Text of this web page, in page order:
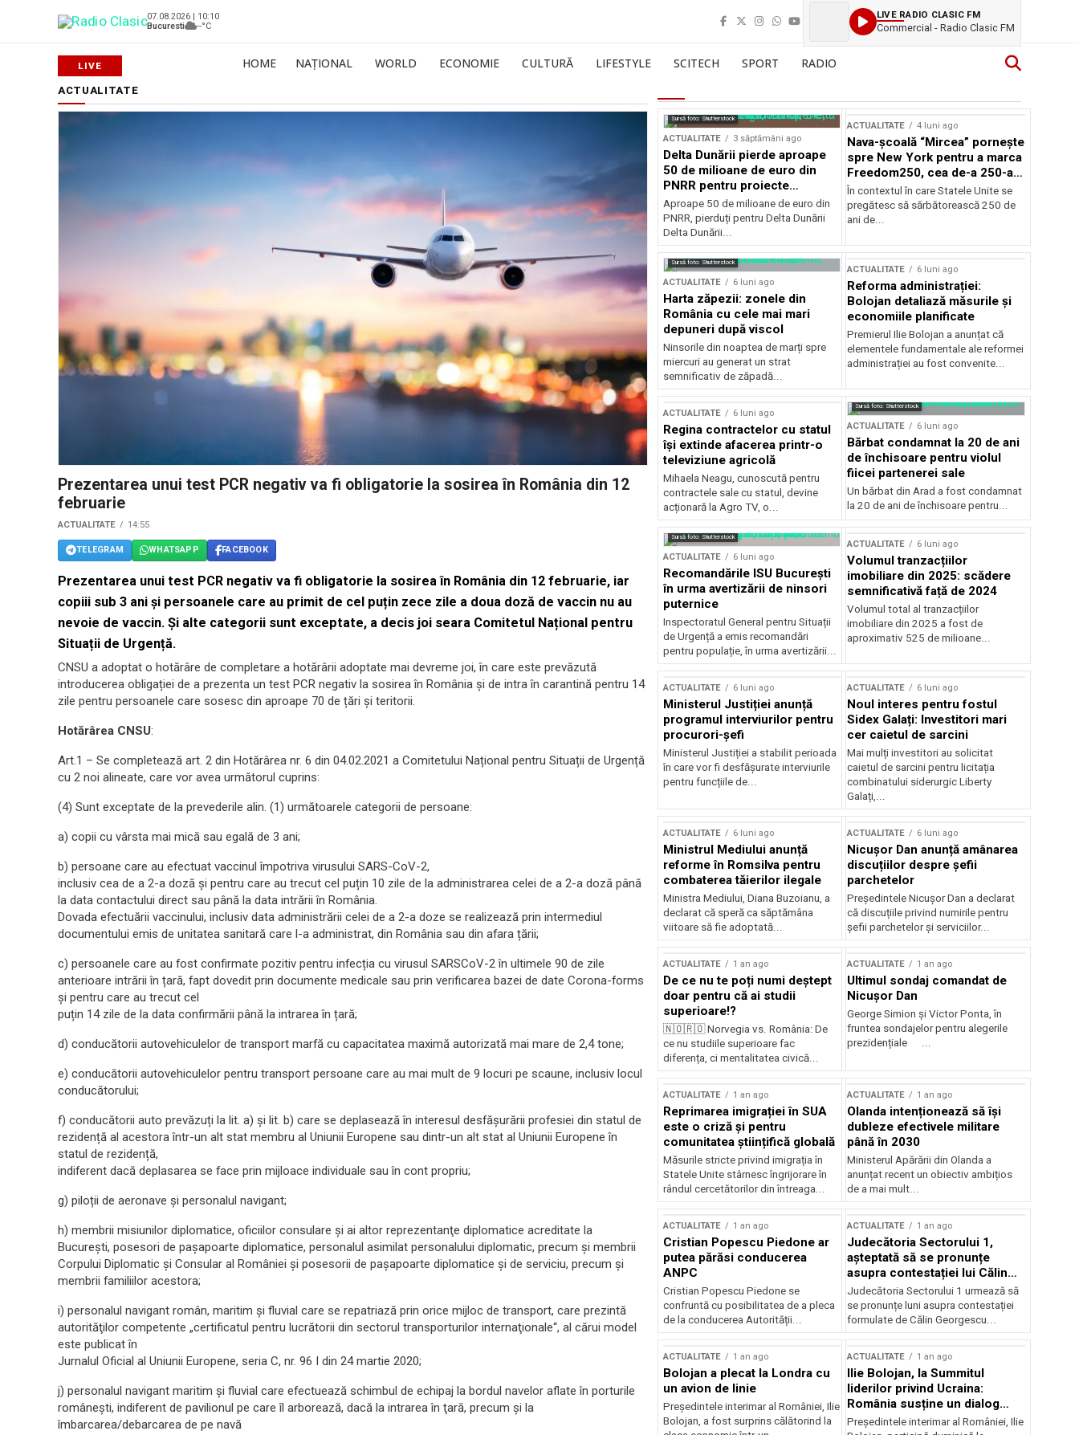
07.08.2026 | 10:10
Bucuresti
--°C
LIVE RADIO CLASIC FM
Commercial - Radio Clasic FM
HOME NAȚIONAL WORLD ECONOMIE CULTURĂ LIFESTYLE SCITECH SPORT RADIO
ACTUALITATE
Prezentarea unui test PCR negativ va fi obligatorie la sosirea în România din 12
februarie
ACTUALITATE 14:55
TELEGRAM WHATSAPP FACEBOOK
Prezentarea unui test PCR negativ va fi obligatorie la sosirea în România din 12 februarie, iar
copiii sub 3 ani și persoanele care au primit de cel puțin zece zile a doua doză de vaccin nu au
nevoie de vaccin. Și alte categorii sunt exceptate, a decis joi seara Comitetul Național pentru
Situații de Urgență.
CNSU a adoptat o hotărâre de completare a hotărârii adoptate mai devreme joi, în care este prevăzută
introducerea obligației de a prezenta un test PCR negativ la sosirea în România și de intra în carantină pentru 14
zile pentru persoanele care sosesc din aproape 70 de țări și teritorii.
Hotărârea CNSU:
Art.1 – Se completează art. 2 din Hotărârea nr. 6 din 04.02.2021 a Comitetului Național pentru Situații de Urgență
cu 2 noi alineate, care vor avea următorul cuprins:
(4) Sunt exceptate de la prevederile alin. (1) următoarele categorii de persoane:
a) copii cu vârsta mai mică sau egală de 3 ani;
b) persoane care au efectuat vaccinul împotriva virusului SARS-CoV-2,
inclusiv cea de a 2-a doză și pentru care au trecut cel puțin 10 zile de la administrarea celei de a 2-a doză până
la data contactului direct sau până la data intrării în România.
Dovada efectuării vaccinului, inclusiv data administrării celei de a 2-a doze se realizează prin intermediul
documentului emis de unitatea sanitară care l-a administrat, din România sau din afara țării;
c) persoanele care au fost confirmate pozitiv pentru infecția cu virusul SARSCoV-2 în ultimele 90 de zile
anterioare intrării în țară, fapt dovedit prin documente medicale sau prin verificarea bazei de date Corona-forms
și pentru care au trecut cel
puțin 14 zile de la data confirmării până la intrarea în țară;
d) conducătorii autovehiculelor de transport marfă cu capacitatea maximă autorizată mai mare de 2,4 tone;
e) conducătorii autovehiculelor pentru transport persoane care au mai mult de 9 locuri pe scaune, inclusiv locul
conducătorului;
f) conducătorii auto prevăzuți la lit. a) şi lit. b) care se deplasează în interesul desfășurării profesiei din statul de
rezidență al acestora într-un alt stat membru al Uniunii Europene sau dintr-un alt stat al Uniunii Europene în
statul de rezidență,
indiferent dacă deplasarea se face prin mijloace individuale sau în cont propriu;
g) piloții de aeronave şi personalul navigant;
h) membrii misiunilor diplomatice, oficiilor consulare şi ai altor reprezentanţe diplomatice acreditate la
București, posesori de paşapoarte diplomatice, personalul asimilat personalului diplomatic, precum şi membrii
Corpului Diplomatic şi Consular al României şi posesorii de paşapoarte diplomatice şi de serviciu, precum şi
membrii familiilor acestora;
i) personalul navigant român, maritim şi fluvial care se repatriază prin orice mijloc de transport, care prezintă
autorităţilor competente „certificatul pentru lucrătorii din sectorul transporturilor internaţionale“, al cărui model
este publicat în
Jurnalul Oficial al Uniunii Europene, seria C, nr. 96 I din 24 martie 2020;
j) personalul navigant maritim şi fluvial care efectuează schimbul de echipaj la bordul navelor aflate în porturile
româneşti, indiferent de pavilionul pe care îl arborează, dacă la intrarea în ţară, precum şi la
îmbarcarea/debarcarea de pe navă
Sursă foto: Shutterstock
ACTUALITATE 3 săptămâni ago
Delta Dunării pierde aproape
50 de milioane de euro din
PNRR pentru proiecte
esențiale
Aproape 50 de milioane de euro din
PNRR, pierduți pentru Delta Dunării
Delta Dunării...
ACTUALITATE 4 luni ago
Nava-școală “Mircea” pornește
spre New York pentru a marca
Freedom250, cea de-a 250-a
aniversare a Statelor Unite
În contextul în care Statele Unite se
pregătesc să sărbătorească 250 de
ani de...
Sursă foto: Shutterstock
ACTUALITATE 6 luni ago
Harta zăpezii: zonele din
România cu cele mai mari
depuneri după viscol
Ninsorile din noaptea de marți spre
miercuri au generat un strat
semnificativ de zăpadă...
ACTUALITATE 6 luni ago
Reforma administrației:
Bolojan detaliază măsurile și
economiile planificate
Premierul Ilie Bolojan a anunțat că
elementele fundamentale ale reformei
administrației au fost convenite...
ACTUALITATE 6 luni ago
Regina contractelor cu statul
își extinde afacerea printr-o
televiziune agricolă
Mihaela Neagu, cunoscută pentru
contractele sale cu statul, devine
acționară la Agro TV, o...
Sursă foto: Shutterstock
ACTUALITATE 6 luni ago
Bărbat condamnat la 20 de ani
de închisoare pentru violul
fiicei partenerei sale
Un bărbat din Arad a fost condamnat
la 20 de ani de închisoare pentru...
Sursă foto: Shutterstock
ACTUALITATE 6 luni ago
Recomandările ISU București
în urma avertizării de ninsori
puternice
Inspectoratul General pentru Situații
de Urgență a emis recomandări
pentru populație, în urma avertizării...
ACTUALITATE 6 luni ago
Volumul tranzacțiilor
imobiliare din 2025: scădere
semnificativă față de 2024
Volumul total al tranzacțiilor
imobiliare din 2025 a fost de
aproximativ 525 de milioane...
ACTUALITATE 6 luni ago
Ministerul Justiției anunță
programul interviurilor pentru
procurori-șefi
Ministerul Justiției a stabilit perioada
în care vor fi desfășurate interviurile
pentru funcțiile de...
ACTUALITATE 6 luni ago
Noul interes pentru fostul
Sidex Galați: Investitori mari
cer caietul de sarcini
Mai mulți investitori au solicitat
caietul de sarcini pentru licitația
combinatului siderurgic Liberty
Galați,...
ACTUALITATE 6 luni ago
Ministrul Mediului anunță
reforme în Romsilva pentru
combaterea tăierilor ilegale
Ministra Mediului, Diana Buzoianu, a
declarat că speră ca săptămâna
viitoare să fie adoptată...
ACTUALITATE 6 luni ago
Nicușor Dan anunță amânarea
discuțiilor despre șefii
parchetelor
Președintele Nicușor Dan a declarat
că discuțiile privind numirile pentru
șefii parchetelor și serviciilor...
ACTUALITATE 1 an ago
De ce nu te poți numi deștept
doar pentru că ai studii
superioare!?
🇳🇴🇷🇴 Norvegia vs. România: De
ce nu studiile superioare fac
diferența, ci mentalitatea civică...
ACTUALITATE 1 an ago
Ultimul sondaj comandat de
Nicușor Dan
George Simion și Victor Ponta, în
fruntea sondajelor pentru alegerile
prezidențiale ...
ACTUALITATE 1 an ago
Reprimarea imigrației în SUA
este o criză și pentru
comunitatea științifică globală
Măsurile stricte privind imigrația în
Statele Unite stârnesc îngrijorare în
rândul cercetătorilor din întreaga...
ACTUALITATE 1 an ago
Olanda intenționează să își
dubleze efectivele militare
până în 2030
Ministerul Apărării din Olanda a
anunțat recent un obiectiv ambițios
de a mai mult...
ACTUALITATE 1 an ago
Cristian Popescu Piedone ar
putea părăsi conducerea
ANPC
Cristian Popescu Piedone se
confruntă cu posibilitatea de a pleca
de la conducerea Autorității...
ACTUALITATE 1 an ago
Judecătoria Sectorului 1,
așteptată să se pronunțe
asupra contestației lui Călin
Georgescu privind controlul
judiciar
Judecătoria Sectorului 1 urmează să
se pronunțe luni asupra contestației
formulate de Călin Georgescu...
ACTUALITATE 1 an ago
Bolojan a plecat la Londra cu
un avion de linie
Președintele interimar al României, Ilie
Bolojan, a fost surprins călătorind la
ACTUALITATE 1 an ago
Ilie Bolojan, la Summitul
liderilor privind Ucraina:
România susține un dialog
transatlantic pentru securitate
Președintele interimar al României, Ilie